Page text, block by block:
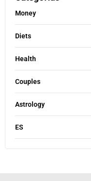
Money
Diets
Health
Couples
Astrology
ES